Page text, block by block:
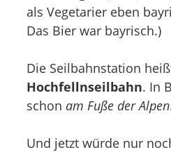
als Vegetarier eben
Das Bier war bayrisch.)
Die Seilbahnstation
Hochfellnseilbahn. In
schon am Fuße der Alpen
Und jetzt würde nur